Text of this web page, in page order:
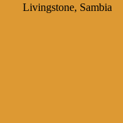
Livingstone, Sambia